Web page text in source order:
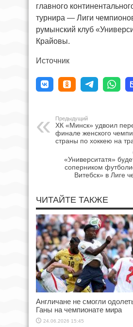
главного
турнира — Лиги
румынский клуб
Крайовы.
Источник
Предыдущий
ХК «Минск» удвоил
финале женского
страны по хоккею на
«Университатя»
соперником
Витебск» в Лиге
ЧИТАЙТЕ ТАКЖЕ
Англичане не смогли
Ганы на чемпионате мира
24.06.2026 15:45